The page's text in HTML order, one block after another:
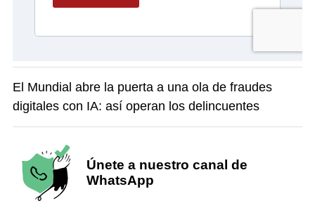
El Mundial abre la puerta a una ola de fraudes
digitales con IA: así operan los delincuentes
Únete a nuestro canal de
WhatsApp